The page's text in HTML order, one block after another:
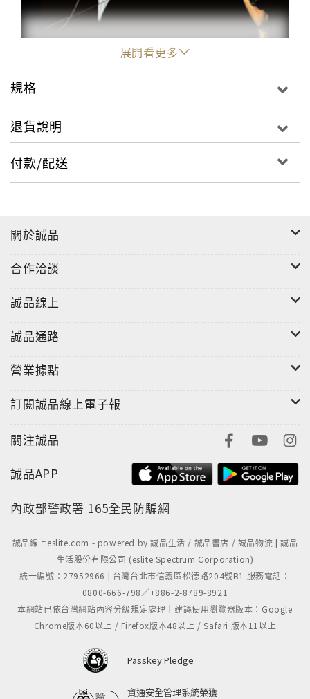
展開看更多
規格
退貨說明
付款/配送
關於誠品
合作洽談
誠品線上
誠品通路
營業據點
訂閱誠品線上電子報
關注誠品
誠品APP
內政部警政署 165全民防騙網
誠品線上eslite.com - powered by 誠品生活 / 誠品書店 / 誠品物流 | 誠品
生活股份有限公司 (eslite Spectrum Corporation)
統一編號：27952966 | 台灣台北市信義區松德路204號B1 服務電話：
0800-666-798／+886-2-8789-8921
本網站已依台灣網站內容分級規定處理｜建議使用瀏覽器版本：Google
Chrome版本60以上 / Firefox版本48以上 / Safari 版本11以上
Passkey Pledge
資通安全管理系統榮獲